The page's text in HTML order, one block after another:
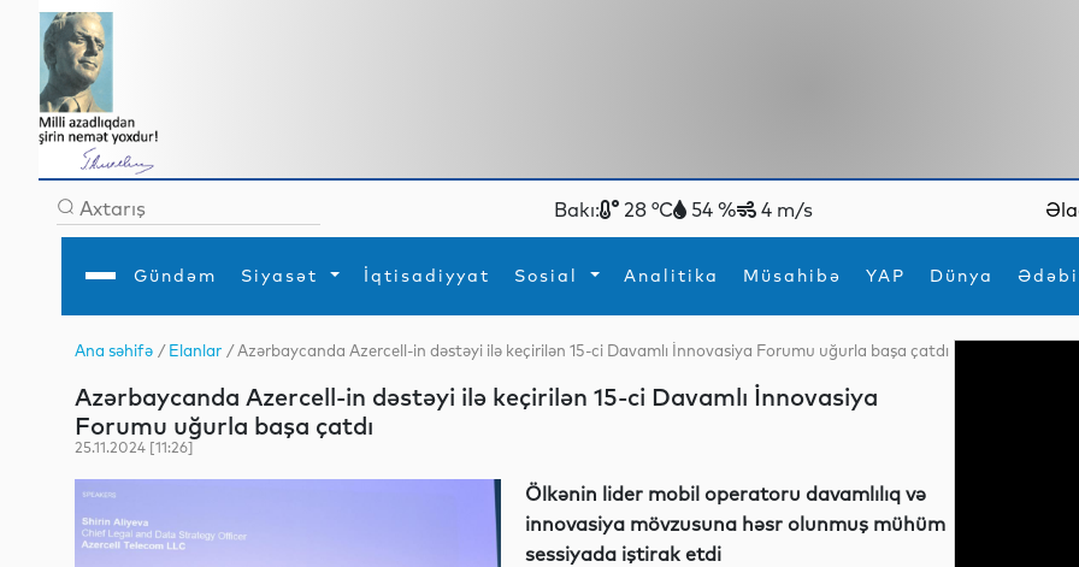
Bakı: 28 °C 54 % 4 m/s
Gündəm Siyasət İqtisadiyyat Sosial Analitika Müsahibə YAP Dünya
Gündəm
İqtisadiyyat
YAP
Analitika
Mədəniyyət
Müsahibə
MEDİA
Xarici siyasət
Daxili siyasət
Turizm
Diaspor
İdmanYeni texnologiyalar
Ana səhifə /Elanlar / Azərbaycanda Azercell-in dəstəyi ilə keçirilən 15-ci Davamlı İnnovasiya Forumu uğurla başa çatdı
Azərbaycanda Azercell-in dəstəyi ilə keçirilən 15-ci Davamlı İnnovasiya
Forumu uğurla başa çatdı
25.11.2024 [11:26]
Ölkənin lider mobil operatoru davamlılıq və
innovasiya mövzusuna həsr olunmuş mühüm
sessiyada iştirak etdi